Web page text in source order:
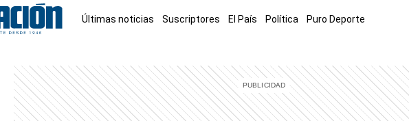
Últimas noticias Suscriptores El País Política Puro Deporte